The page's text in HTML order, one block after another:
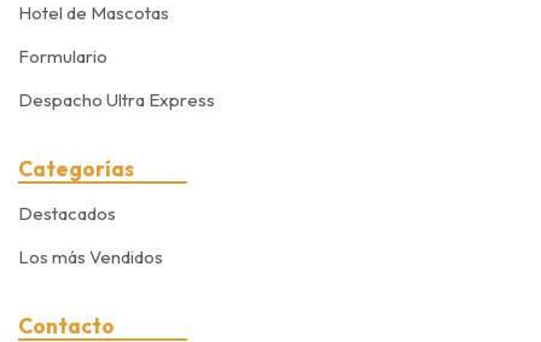
Hotel de Mascotas
Formulario
Despacho Ultra Express
Categorías
Destacados
Los más Vendidos
Contacto